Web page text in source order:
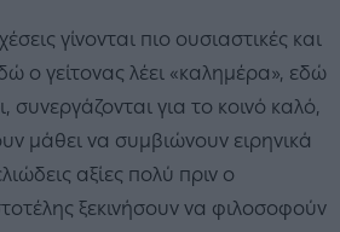
γίνονται πιο ουσιαστικές και
ο γείτονας λέει «καλημέρα», εδώ
συνεργάζονται για το κοινό καλό,
μάθει να συμβιώνουν ειρηνικά
αξίες πολύ πριν ο
ξεκινήσουν να φιλοσοφούν